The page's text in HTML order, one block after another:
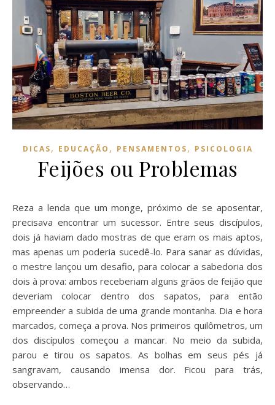
DICAS, EDUCAÇÃO , PENSAMENTOS, PSICOLOGIA
Feijões ou Problemas
Reza a lenda que um monge, próximo de se aposentar,
precisava encontrar um sucessor. Entre seus discípulos,
dois já haviam dado mostras de que eram os mais aptos,
mas apenas um poderia sucedê-lo. Para sanar as dúvidas,
o mestre lançou um desafio, para colocar a sabedoria dos
dois à prova: ambos receberiam alguns grãos de feijão que
deveriam colocar dentro dos sapatos, para então
empreender a subida de uma grande montanha. Dia e hora
marcados, começa a prova. Nos primeiros quilômetros, um
dos discípulos começou a mancar. No meio da subida,
parou e tirou os sapatos. As bolhas em seus pés já
sangravam, causando imensa dor. Ficou para trás,
observando…